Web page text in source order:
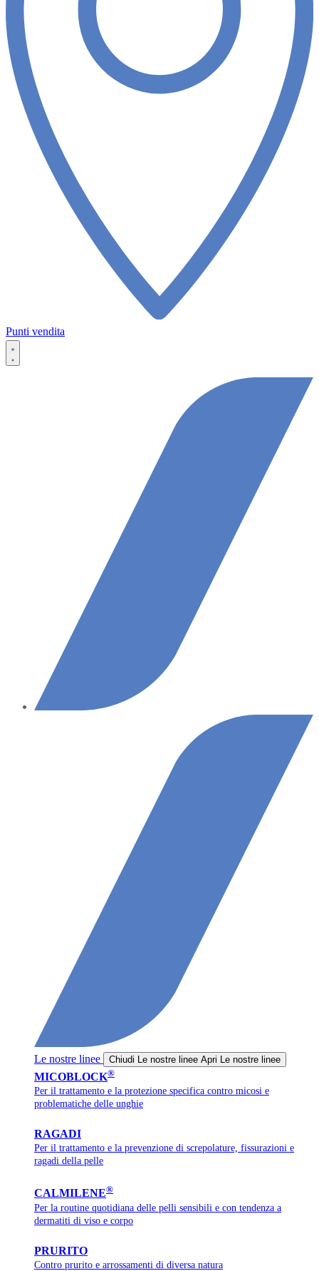
Punti vendita
Le nostre linee Chiudi Le nostre linee Apri Le nostre linee
MICOBLOCK®
Per il trattamento e la protezione specifica contro micosi e
problematiche delle unghie
RAGADI
Per il trattamento e la prevenzione di screpolature, fissurazioni e
ragadi della pelle
CALMILENE®
Per la routine quotidiana delle pelli sensibili e con tendenza a
dermatiti di viso e corpo
PRURITO
Contro prurito e arrossamenti di diversa natura